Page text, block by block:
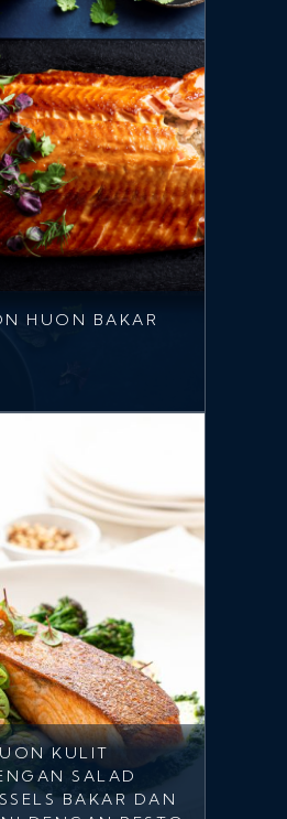
HUON BAKAR
KULIT
SALAD
BAKAR DAN